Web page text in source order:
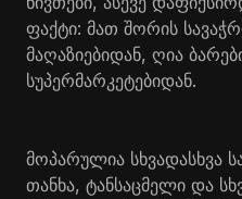
ფაქტი: მათ შორის
მაღაზიებიდან, ღია
სუპერმარკეტებიდან.
მოპარულია სხვადასხვა
თანხა, ტანსაცმელი და